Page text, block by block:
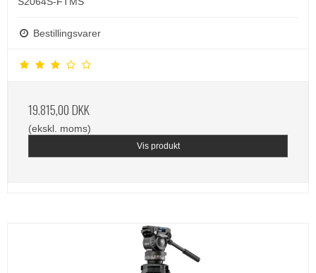
Bestillingsvarer
19.815,00 DKK
(ekskl. moms)
Vis produkt